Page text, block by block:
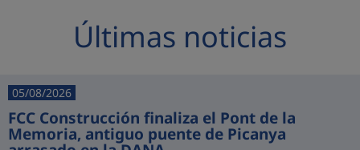
Últimas noticias
05/08/2026
FCC Construcción finaliza el Pont de la
Memoria, antiguo puente de Picanya